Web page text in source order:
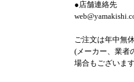
●店舗連絡先
ご注文は年中無
(メーカー、業者
場合もございま